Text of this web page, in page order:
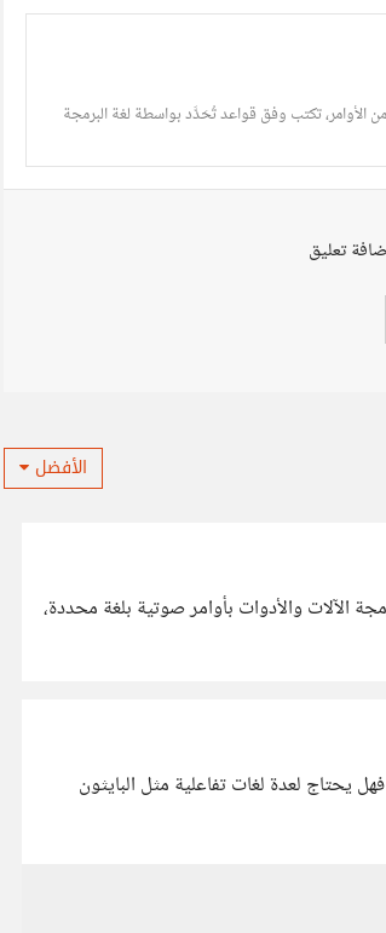
لغاتها ومجالات العمل بها البرمجة هى هى مجموعة من الأوامر، تكتب وفق قواعد تُحَدَّد بواسطة لغة البرمجة
تعليق
الأفضل
الآلات والأدوات بأوامر صوتية بلغة محددة،
لعدة لغات تفاعلية مثل البايثون